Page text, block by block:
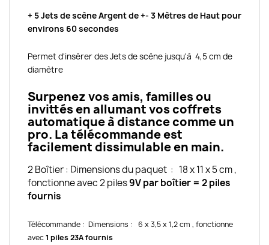
+ 5 Jets de scène Argent de +- 3 Mètres de Haut pour
environs 60 secondes
Permet d'insérer des Jets de scène jusqu'à 4,5 cm de
diamètre
Surpenez vos amis, familles ou
invittés en allumant vos coffrets
automatique à distance comme un
pro. La télécommande est
facilement dissimulable en main.
2 Boîtier : Dimensions du paquet : 18 x 11 x 5 cm ,
fonctionne avec 2 piles9V par boîtier= 2 piles
fournis
Télécommande : Dimensions : 6 x 3,5 x 1,2 cm , fonctionne
avec1 piles 23A fournis